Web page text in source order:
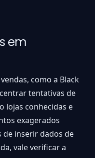
em
como a Black
tentativas de
lojas conhecidas e
exagerados
de inserir dados de
vale verificar a